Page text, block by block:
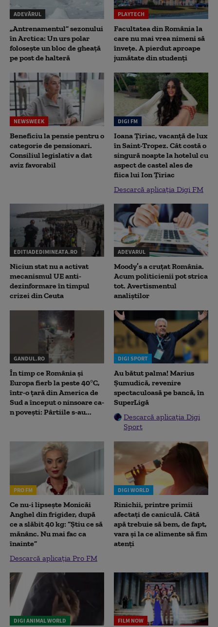
ADEVĂRUL
„Antrenamentul” sezonului
în Arctica: Un urs polar
folosește un bloc de gheață
pe post de halteră
PLAYTECH
Facultatea din România la
care nu mai vrea nimeni să
înveţe. A pierdut aproape
jumătate din studenţi
NEWSWEEK
Beneficiu la pensie pentru o
categorie de pensionari.
Consiliul legislativ a dat
aviz favorabil
DIGI FM
Ioana Țiriac, vacanță de lux
în Saint-Tropez. Cât costă o
singură noapte la hotelul cu
aspect de castel ales de
fiica lui Ion Țiriac
Descarcă aplicația Digi FM
EDITIADEDIMINEATA.RO
Niciun stat nu a activat
mecanismul UE anti-
dezinformare în timpul
crizei din Ceuta
ADEVARUL
Moody’s a cruțat România.
Acum politicienii pot strica
tot. Avertismentul
analiștilor
GANDUL.RO
În timp ce România și
Europa fierb la peste 40°C,
într-o țară din America de
Sud a început o ninsoare ca-
n povești: Pârtiile s-au...
DIGI SPORT
Au bătut palma! Marius
Șumudică, revenire
spectaculoasă pe bancă, în
SuperLigă
Descarcă aplicația Digi
Sport
PRO FM
Ce nu-i lipsește Monicăi
Anghel din frigider, după
ce a slăbit 40 kg: “Știu ce să
mănânc. Nu mai fac ca
înainte”
Descarcă aplicația Pro FM
DIGI WORLD
Rinichii, printre primii
afectați de caniculă. Câtă
apă trebuie să bem, de fapt,
vara și la ce alimente să fim
atenți
DIGI ANIMAL WORLD FILM NOW